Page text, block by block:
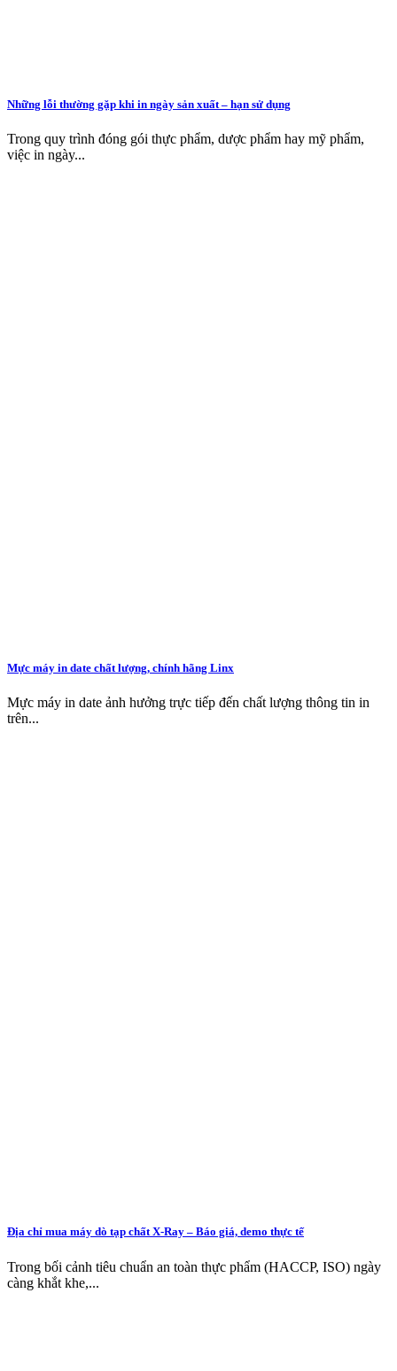
Những lỗi thường gặp khi in ngày sản xuất – hạn sử dụng
Trong quy trình đóng gói thực phẩm, dược phẩm hay mỹ phẩm,
việc in ngày...
Mực máy in date chất lượng, chính hãng Linx
Mực máy in date ảnh hưởng trực tiếp đến chất lượng thông tin in
trên...
Địa chỉ mua máy dò tạp chất X-Ray – Báo giá, demo thực tế
Trong bối cảnh tiêu chuẩn an toàn thực phẩm (HACCP, ISO) ngày
càng khắt khe,...